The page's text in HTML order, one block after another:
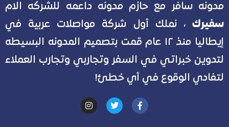
مدونه سافر مع حازم مدونه داعمه للشركه الام
سفيرك ، نملك أول شركة مواصلات عربية في
إيطاليا منذ ١٢ عام قمت بتصميم المدونه البسيطه
لتدوين خبراتي في السفر وتجاربي وتجارب العملاء
لتفادي الوقوع في أي خطئ!
F
a
T
w
I
n